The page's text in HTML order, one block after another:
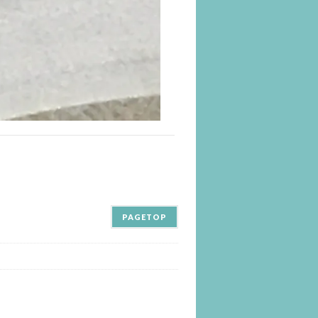
PAGETOP